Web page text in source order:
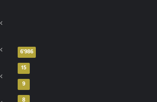
6٬986
15
9